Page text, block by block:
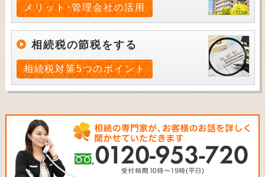
メリット･管理会社の活用
相続税の節税をする
相続税対策5つのポイント